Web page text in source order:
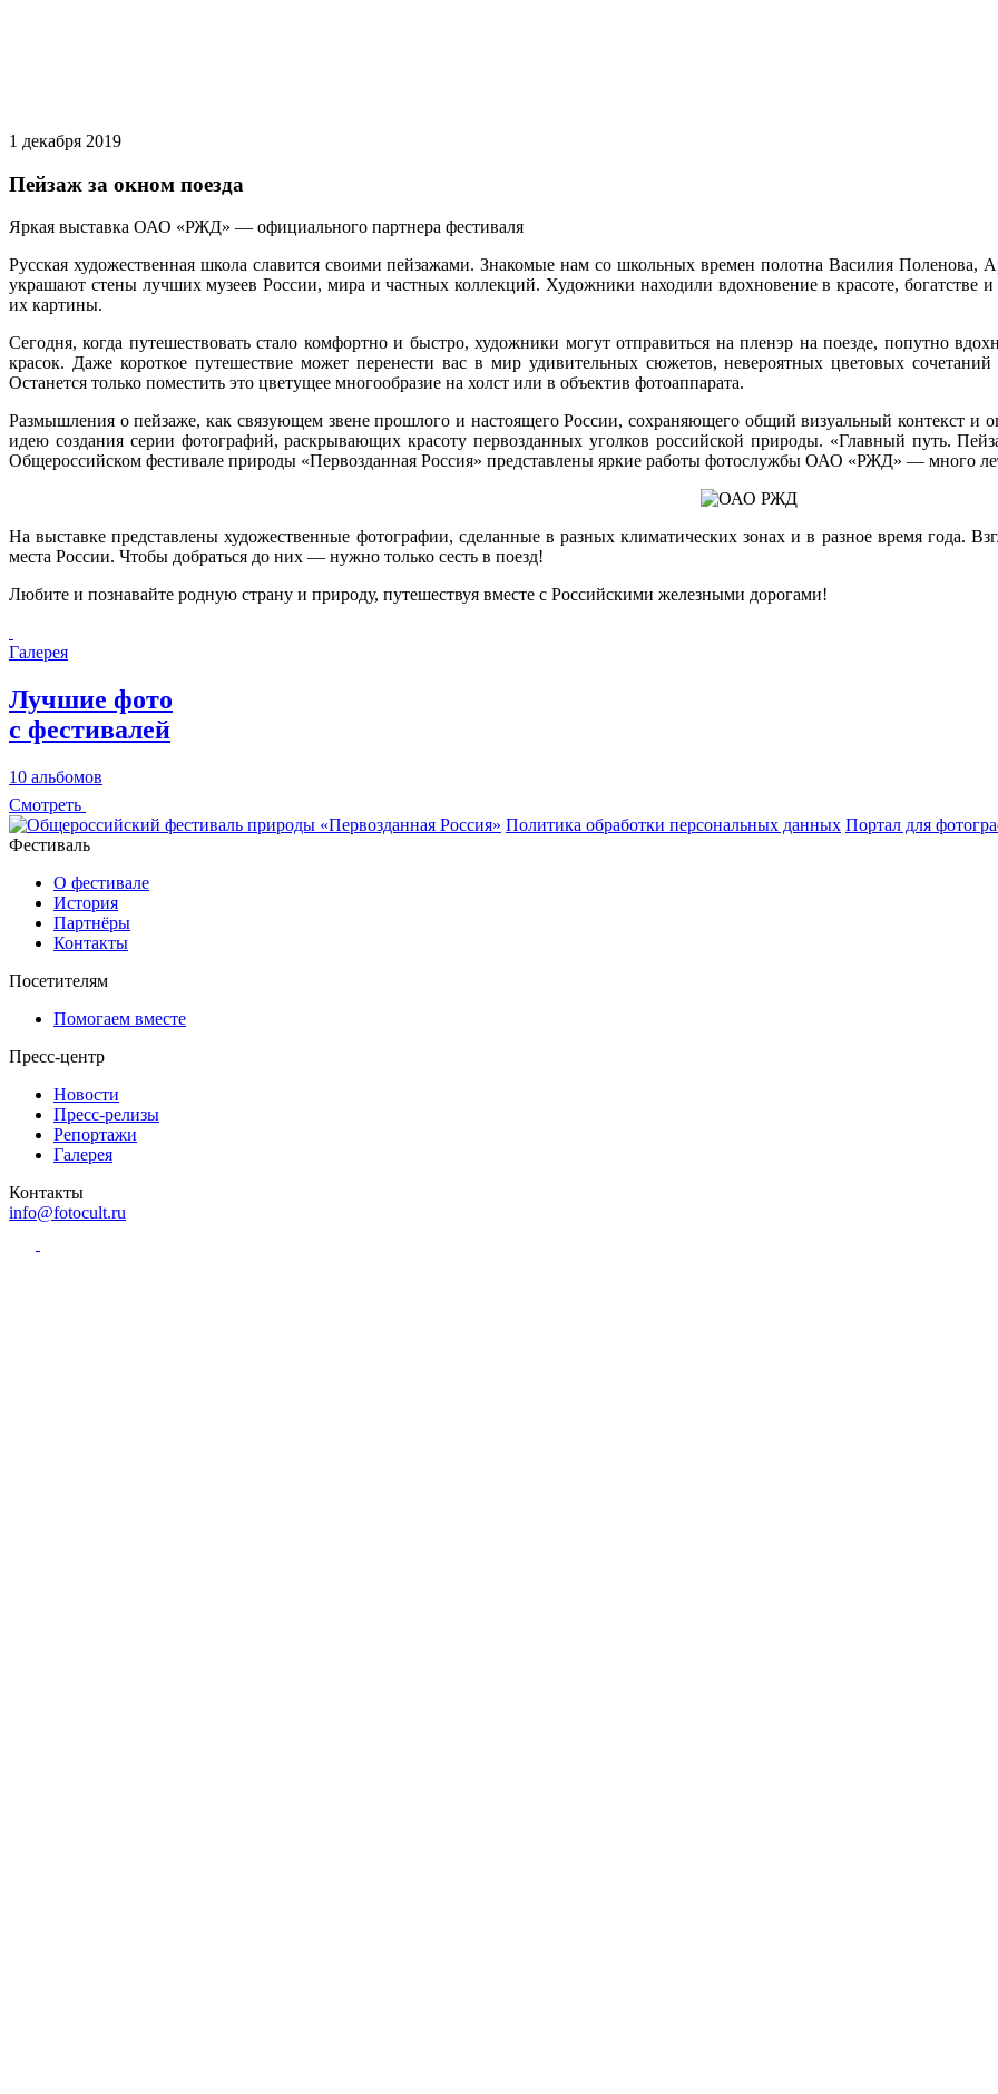
1 декабря 2019
Пейзаж за окном поезда
Яркая выставка ОАО «РЖД» — официального партнера фестиваля
Русская художественная школа славится своими пейзажами. Знакомые нам со школьных времен полотна Василия
украшают стены лучших музеев России, мира и частных коллекций. Художники находили вдохновение в красоте,
их картины.
Сегодня, когда путешествовать стало комфортно и быстро, художники могут отправиться на пленэр на поезде, попутно
красок. Даже короткое путешествие может перенести вас в мир удивительных сюжетов, невероятных цветовых
Останется только поместить это цветущее многообразие на холст или в объектив фотоаппарата.
Размышления о пейзаже, как связующем звене прошлого и настоящего России, сохраняющего общий визуальный контекст и
идею создания серии фотографий, раскрывающих красоту первозданных уголков российской природы. «Главный путь.
Общероссийском фестивале природы «Первозданная Россия» представлены яркие работы фотослужбы ОАО «РЖД» — много
На выставке представлены художественные фотографии, сделанные в разных климатических зонах и в разное время года.
места России. Чтобы добраться до них — нужно только сесть в поезд!
Любите и познавайте родную страну и природу, путешествуя вместе с Российскими железными дорогами!
Галерея
Лучшие фото
с фестивалей
10 альбомов
Смотреть
Политика обработки персональных данных Портал для
Фестиваль
О фестивале
История
Партнёры
Контакты
Посетителям
Помогаем вместе
Пресс-центр
Новости
Пресс-релизы
Репортажи
Галерея
Контакты
info@fotocult.ru